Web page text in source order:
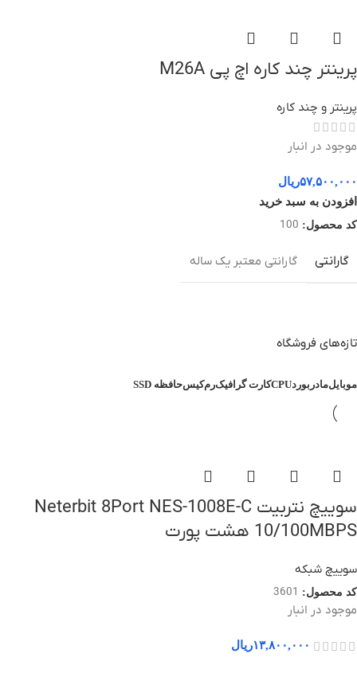
پرینتر چند کاره اچ پی M26A
پرینتر و چند کاره
موجود در انبار
۵۷,۵۰۰,۰۰۰ریال
افزودن به سبد خرید
کد محصول: 100
گارانتی گارانتی معتبر یک ساله
تازه‌های فروشگاه
موبایلمادربوردCPUکارت گرافیکرمکیسحافظه SSD
سوییچ نتربیت Neterbit 8Port NES-1008E-C
10/100MBPS هشت پورت
سوییچ شبکه
کد محصول: 3601
موجود در انبار
۱۳,۸۰۰,۰۰۰ریال